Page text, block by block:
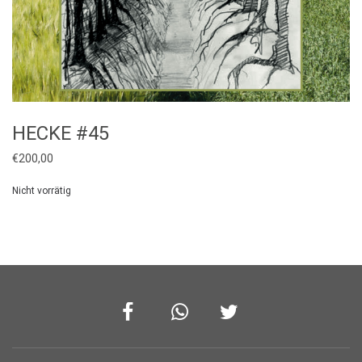
HECKE #45
€200,00
Nicht vorrätig
Facebook Whatsapp